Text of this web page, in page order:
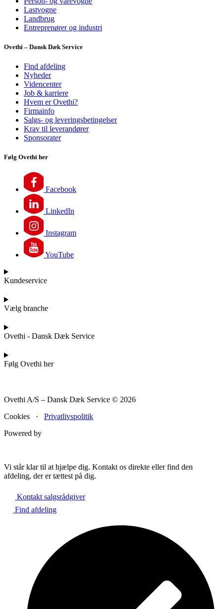
Lastvogne
Landbrug
Entreprenører og industri
Ovethi – Dansk Dæk Service
Find afdeling
Nyheder
Videncenter
Job & karriere
Hvem er Ovethi?
Firmainfo
Salgs- og leveringsbetingelser
Krav til leverandører
Sponsorater
Følg Ovethi her
Facebook
LinkedIn
Instagram
YouTube
Kundeservice
Vælg branche
Ovethi - Dansk Dæk Service
Følg Ovethi her
Ovethi A/S – Dansk Dæk Service © 2026
Cookies · Privatlivspolitik
Powered by
Vi står klar til at hjælpe dig. Kontakt os direkte eller find den
afdeling, der er tættest på dig.
Kontakt salgsrådgiver
Find afdeling